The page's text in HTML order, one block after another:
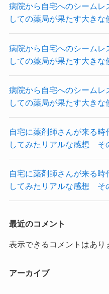
病院から自宅へのシームレ
しての薬局が果たす大きな
病院から自宅へのシームレ
しての薬局が果たす大きな
病院から自宅へのシームレ
しての薬局が果たす大きな
自宅に薬剤師さんが来る
してみたリアルな感想 そ
自宅に薬剤師さんが来る時
してみたリアルな感想 そ
最近のコメント
表示できるコメントはあり
アーカイブ